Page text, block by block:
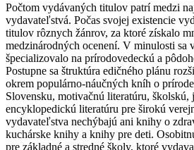
Počtom vydávaných titulov patrí medzi
vydavateľstvá. Počas svojej existencie
titulov rôznych žánrov, za ktoré získalo
medzinárodných ocenení. V minulosti sa
špecializovalo na prírodovedeckú a
Postupne sa štruktúra edičného plánu
okrem populárno-náučných kníh o
Slovensku, motivačnú literatúru, školskú,
encyklopedickú literatúru pre širokú
vydavateľstva nechýbajú ani knihy o
kuchárske knihy a knihy pre deti.
pre základné a stredné školy, ktoré